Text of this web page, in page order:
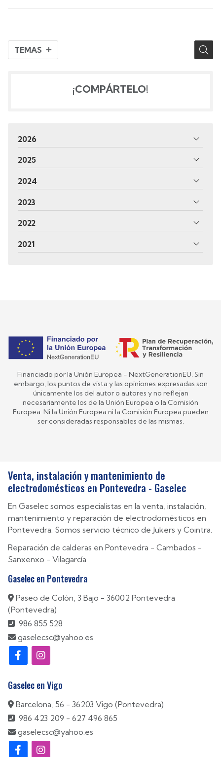
TEMAS
¡COMPÁRTELO!
2026
2025
2024
2023
2022
2021
Financiado por la Unión Europea - NextGenerationEU. Sin
embargo, los puntos de vista y las opiniones expresadas son
únicamente los del autor o autores y no reflejan
necesariamente los de la Unión Europea o la Comisión
Europea. Ni la Unión Europea ni la Comisión Europea pueden
ser consideradas responsables de las mismas.
Venta, instalación y mantenimiento de
electrodomésticos en Pontevedra - Gaselec
En Gaselec somos especialistas en la venta, instalación,
mantenimiento y reparación de electrodomésticos en
Pontevedra. Somos servicio técnico de Jukers y Cointra.
Reparación de calderas en Pontevedra - Cambados -
Sanxenxo - Vilagarcía
Gaselec en Pontevedra
Paseo de Colón, 3 Bajo - 36002 Pontevedra
(Pontevedra)
986 855 528
gaselecsc@yahoo.es
Gaselec en Vigo
Barcelona, 56 - 36203 Vigo (Pontevedra)
986 423 209 - 627 496 865
gaselecsc@yahoo.es